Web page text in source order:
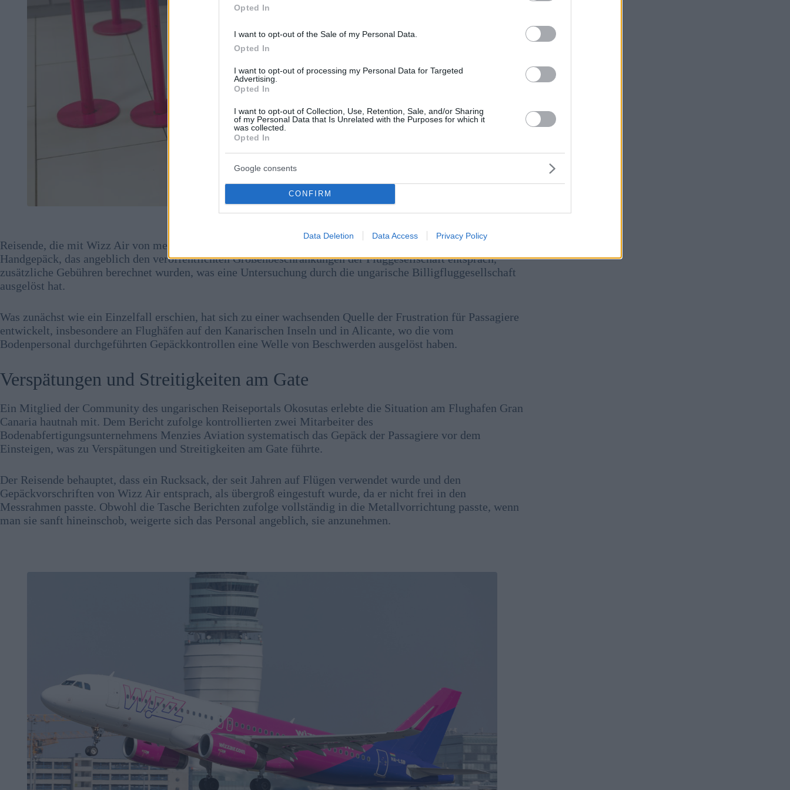
Opted In
I want to opt-out of the Sale of my Personal Data.
Opted In
I want to opt-out of processing my Personal Data for Targeted
Advertising.
Opted In
I want to opt-out of Collection, Use, Retention, Sale, and/or Sharing
of my Personal Data that Is Unrelated with the Purposes for which it
was collected.
Opted In
Google consents
CONFIRM
Data Deletion Data Access Privacy Policy
depositphotos.com
Reisende, die mit Wizz Air von mehreren spanischen Flughäfen aus fliegen, haben berichtet, dass ihnen für
Handgepäck, das angeblich den veröffentlichten Größenbeschränkungen der Fluggesellschaft entsprach,
zusätzliche Gebühren berechnet wurden, was eine Untersuchung durch die ungarische Billigfluggesellschaft
ausgelöst hat.
Was zunächst wie ein Einzelfall erschien, hat sich zu einer wachsenden Quelle der Frustration für Passagiere
entwickelt, insbesondere an Flughäfen auf den Kanarischen Inseln und in Alicante, wo die vom
Bodenpersonal durchgeführten Gepäckkontrollen eine Welle von Beschwerden ausgelöst haben.
Verspätungen und Streitigkeiten am Gate
Ein Mitglied der Community des ungarischen Reiseportals Okosutas erlebte die Situation am Flughafen Gran
Canaria hautnah mit. Dem Bericht zufolge kontrollierten zwei Mitarbeiter des
Bodenabfertigungsunternehmens Menzies Aviation systematisch das Gepäck der Passagiere vor dem
Einsteigen, was zu Verspätungen und Streitigkeiten am Gate führte.
Der Reisende behauptet, dass ein Rucksack, der seit Jahren auf Flügen verwendet wurde und den
Gepäckvorschriften von Wizz Air entsprach, als übergroß eingestuft wurde, da er nicht frei in den
Messrahmen passte. Obwohl die Tasche Berichten zufolge vollständig in die Metallvorrichtung passte, wenn
man sie sanft hineinschob, weigerte sich das Personal angeblich, sie anzunehmen.